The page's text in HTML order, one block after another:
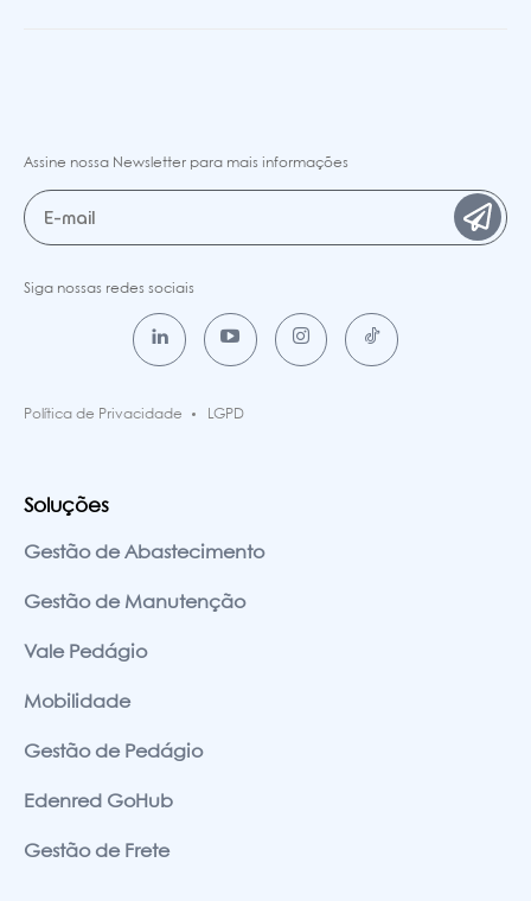
Assine nossa Newsletter para mais informações
Siga nossas redes sociais
Política de Privacidade LGPD
Soluções
Gestão de Abastecimento
Gestão de Manutenção
Vale Pedágio
Mobilidade
Gestão de Pedágio
Edenred GoHub
Gestão de Frete